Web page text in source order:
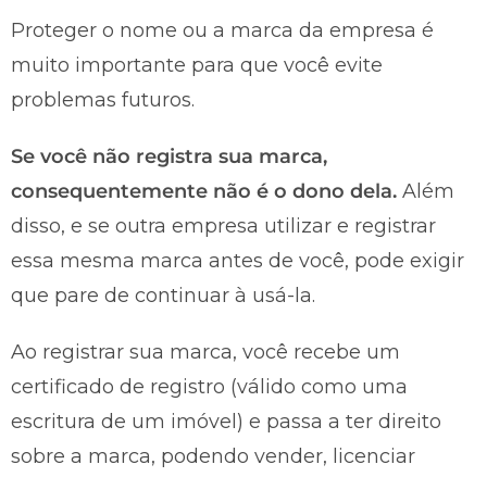
Proteger o nome ou a marca da empresa é
muito importante para que você evite
problemas futuros.
Se você não registra sua marca,
consequentemente não é o dono dela. Além
disso, e se outra empresa utilizar e registrar
essa mesma marca antes de você, pode exigir
que pare de continuar à usá-la.
Ao registrar sua marca, você recebe um
certificado de registro (válido como uma
escritura de um imóvel) e passa a ter direito
sobre a marca, podendo vender, licenciar